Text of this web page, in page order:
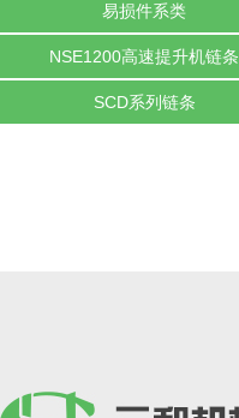
易损件系类
NSE1200高速提升机链条
SCD系列链条